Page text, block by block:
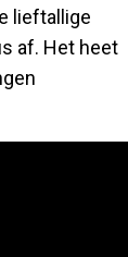
lieftallige
af. Het heet